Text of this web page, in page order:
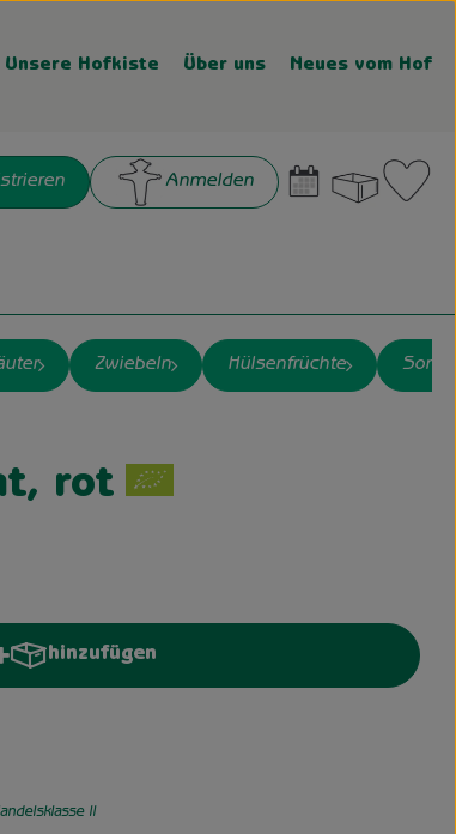
Unsere Hofkiste Über uns Neues vom Hof
Anmelden
Zwiebeln Hülsenfrüchte
rot
hinzufügen
Produkt zum Warenkorb hinzufügen
II